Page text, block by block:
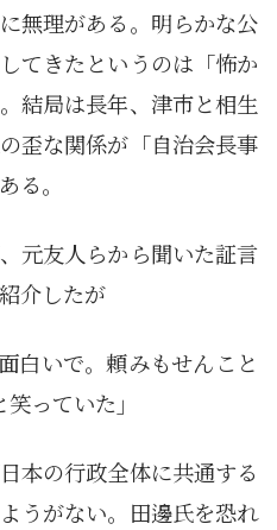
無理がある。明らかな公
てきたというのは「怖か
結局は長年、津市と相生
歪な関係が「自治会長事
る。
元友人らから聞いた証言
介したが
白いで。頼みもせんこと
っていた」
本の行政全体に共通する
うがない。田邊氏を恐れ